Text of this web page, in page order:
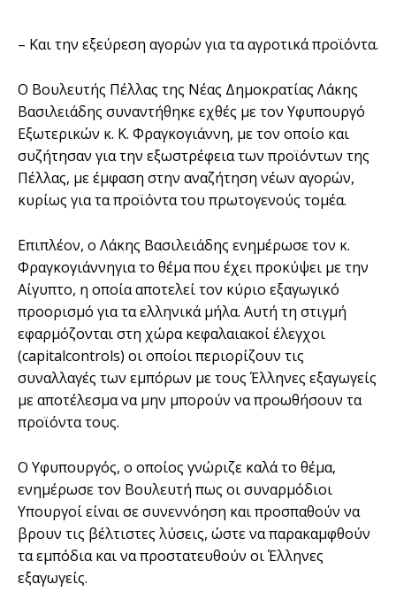
– Και την εξεύρεση αγορών για τα αγροτικά προϊόντα.
Ο Βουλευτής Πέλλας της Νέας Δημοκρατίας Λάκης
Βασιλειάδης συναντήθηκε εχθές με τον Υφυπουργό
Εξωτερικών κ. Κ. Φραγκογιάννη, με τον οποίο και
συζήτησαν για την εξωστρέφεια των προϊόντων της
Πέλλας, με έμφαση στην αναζήτηση νέων αγορών,
κυρίως για τα προϊόντα του πρωτογενούς τομέα.
Επιπλέον, ο Λάκης Βασιλειάδης ενημέρωσε τον κ.
Φραγκογιάννηγια το θέμα που έχει προκύψει με την
Αίγυπτο, η οποία αποτελεί τον κύριο εξαγωγικό
προορισμό για τα ελληνικά μήλα. Αυτή τη στιγμή
εφαρμόζονται στη χώρα κεφαλαιακοί έλεγχοι
(capitalcontrols) οι οποίοι περιορίζουν τις
συναλλαγές των εμπόρων με τους Έλληνες εξαγωγείς
με αποτέλεσμα να μην μπορούν να προωθήσουν τα
προϊόντα τους.
Ο Υφυπουργός, ο οποίος γνώριζε καλά το θέμα,
ενημέρωσε τον Βουλευτή πως οι συναρμόδιοι
Υπουργοί είναι σε συνεννόηση και προσπαθούν να
βρουν τις βέλτιστες λύσεις, ώστε να παρακαμφθούν
τα εμπόδια και να προστατευθούν οι Έλληνες
εξαγωγείς.